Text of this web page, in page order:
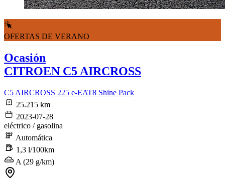
OFERTAS DE VERANO
Ocasión
CITROEN C5 AIRCROSS
C5 AIRCROSS 225 e-EAT8 Shine Pack
25.215 km
2023-07-28
eléctrico / gasolina
Automática
1,3 l/100km
A (29 g/km)